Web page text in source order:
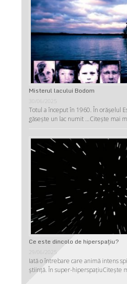
Misterul lacului Bodom
Totul a început în 1960. În orășelul
găsește un lac numit …Citește mai
Ce este dincolo de hiperspaţiu?
29/06/2025
Iată o întrebare care animă intens
ştiinţă. În super-hiperspaţiuCitește